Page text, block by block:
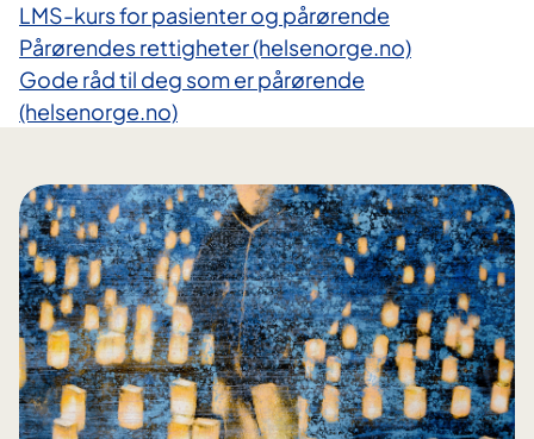
LMS-kurs for pasienter og pårørende
Pårørendes rettigheter (helsenorge.no)
Gode råd til deg som er pårørende
(helsenorge.no)